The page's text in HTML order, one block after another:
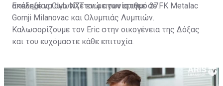
ακαδημίας Club NXT ενώ αγωνίστηκε σε FK Metalac
Gornji Milanovac και Ολυμπιάς Λυμπιών.
Επέλεξε να αγωνίζεται με τον αριθμό 27.
Καλωσορίζουμε τον Eric στην οικογένεια της Δόξας
και του ευχόμαστε κάθε επιτυχία.